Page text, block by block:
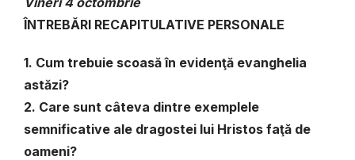
ÎNTREBĂRI RECAPITULATIVE PERSONALE
1. Cum trebuie scoasă în evidenţă evanghelia
astăzi?
2. Care sunt câteva dintre exemplele
semnificative ale dragostei lui Hristos faţă de
oameni?